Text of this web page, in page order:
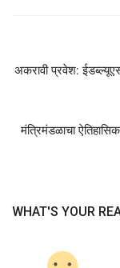
अकरावी प्रवेश: ईडब्ल्यूएस
मंत्रिमंडळाचा
WHAT'S YOUR